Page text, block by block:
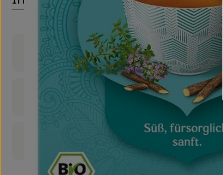
Produktinformationen
Produktdatenblatt